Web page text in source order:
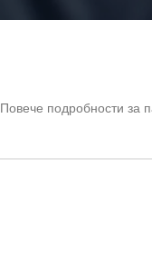
Повече подробности за